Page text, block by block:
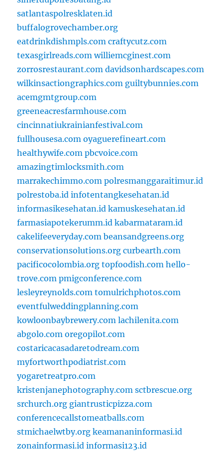
satlantaspolresklaten.id
buffalogrovechamber.org
eatdrinkdishmpls.com craftycutz.com
texasgirlreads.com williemcginest.com
zorrosrestaurant.com davidsonhardscapes.com
wilkinsactiongraphics.com guiltybunnies.com
acemgmtgroup.com
greeneacresfarmhouse.com
cincinnatiukrainianfestival.com
fullhousesa.com oyaguerefineart.com
healthywife.com pbcvoice.com
amazingtimlocksmith.com
marrakechimmo.com polresmanggaraitimur.id
polrestoba.id infotentangkesehatan.id
informasikesehatan.id kamuskesehatan.id
farmasiapotekerumm.id kabarmataram.id
cakelifeeveryday.com beansandgreens.org
conservationsolutions.org curbearth.com
pacificocolombia.org topfoodish.com hello-
trove.com pmigconference.com
lesleyreynolds.com tomulrichphotos.com
eventfulweddingplanning.com
kowloonbaybrewery.com lachilenita.com
abgolo.com oregopilot.com
costaricacasadaretodream.com
myfortworthpodiatrist.com
yogaretreatpro.com
kristenjanephotography.com sctbrescue.org
srchurch.org giantrusticpizza.com
conferencecallstomeatballs.com
stmichaelwtby.org keamananinformasi.id
zonainformasi.id informasi123.id